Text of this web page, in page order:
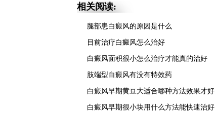
相关阅读:
腿部患白癜风的原因是什么
目前治疗白癜风怎么治好
白癜风面积很小怎么治疗才能真的治好
肢端型白癜风有没有特效药
白癜风早期黄豆大适合哪种方法效果才好
白癜风早期很小块用什么方法能快速治好